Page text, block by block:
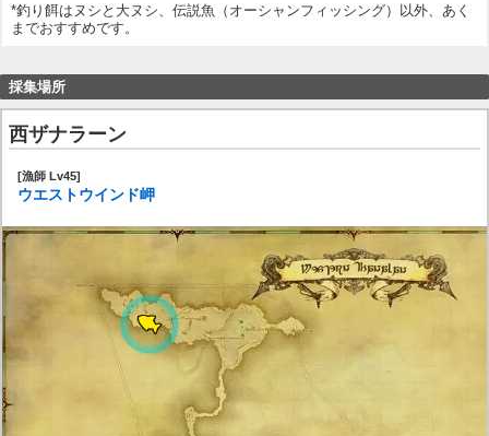
*釣り餌はヌシと大ヌシ、伝説魚（オーシャンフィッシング）以外、あく
までおすすめです。
採集場所
西ザナラーン
[漁師 Lv45]
ウエストウインド岬